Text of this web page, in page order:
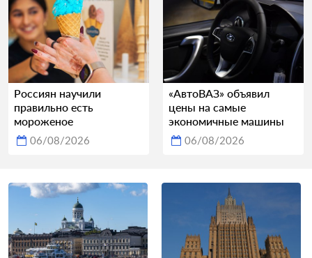
Россиян научили
правильно есть
мороженое
06/08/2026
«АвтоВАЗ» объявил
цены на самые
экономичные машины
06/08/2026